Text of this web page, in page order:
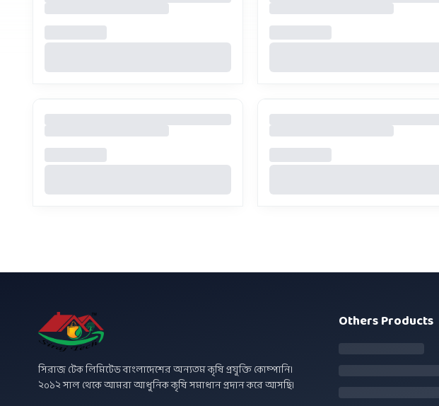
সিরাজ টেক লিমিটেড বাংলাদেশের অন্যতম কৃষি প্রযুক্তি কোম্পানি।
২০১২ সাল থেকে আমরা আধুনিক কৃষি সমাধান প্রদান করে আসছি।
Others Products